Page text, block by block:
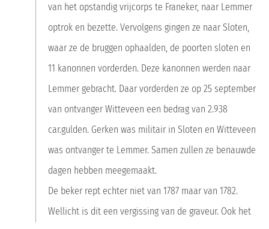
van het opstandig vrijcorps te Franeker, naar Lemmer
optrok en bezette. Vervolgens gingen ze naar Sloten,
waar ze de bruggen ophaalden, de poorten sloten en
11 kanonnen vorderden. Deze kanonnen werden naar
Lemmer gebracht. Daar vorderden ze op 25 september
van ontvanger Witteveen een bedrag van 2.938
car.gulden. Gerken was militair in Sloten en Witteveen
was ontvanger te Lemmer. Samen zullen ze benauwde
dagen hebben meegemaakt.
De beker rept echter niet van 1787 maar van 1782.
Wellicht is dit een vergissing van de graveur. Ook het
Huisregels
Toegangskaarten kopen
Fries Scheepvaart Museum
0515 414 057
info@friesscheepvaartmuseum.nl
Kleinzand 16
8601 BH Sneek
deze website maakt gebruik van cookies
Deze website gebruikt cookies en vergelijkbare technologieën onder
andere om u een optimale gebruikerservaring te bieden.
Essential
Akkoord